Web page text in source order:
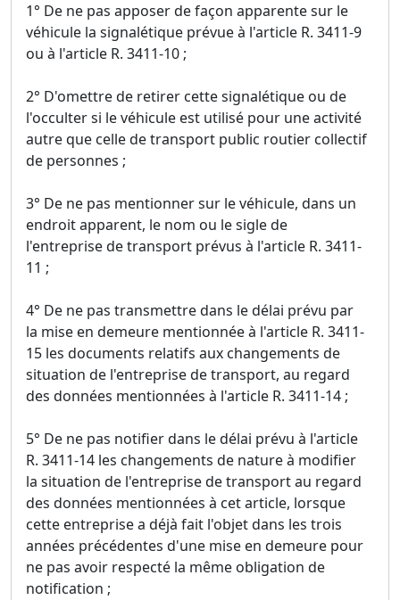
1° De ne pas apposer de façon apparente sur le
véhicule la signalétique prévue à l'article R. 3411-9
ou à l'article R. 3411-10 ;
2° D'omettre de retirer cette signalétique ou de
l'occulter si le véhicule est utilisé pour une activité
autre que celle de transport public routier collectif
de personnes ;
3° De ne pas mentionner sur le véhicule, dans un
endroit apparent, le nom ou le sigle de
l'entreprise de transport prévus à l'article R. 3411-
11 ;
4° De ne pas transmettre dans le délai prévu par
la mise en demeure mentionnée à l'article R. 3411-
15 les documents relatifs aux changements de
situation de l'entreprise de transport, au regard
des données mentionnées à l'article R. 3411-14 ;
5° De ne pas notifier dans le délai prévu à l'article
R. 3411-14 les changements de nature à modifier
la situation de l'entreprise de transport au regard
des données mentionnées à cet article, lorsque
cette entreprise a déjà fait l'objet dans les trois
années précédentes d'une mise en demeure pour
ne pas avoir respecté la même obligation de
notification ;